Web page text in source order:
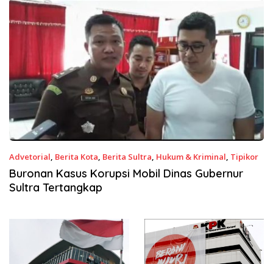
Advetorial, Berita Kota, Berita Sultra, Hukum & Kriminal, Tipikor
18 November 2019
Buronan Kasus Korupsi Mobil Dinas Gubernur
Sultra Tertangkap